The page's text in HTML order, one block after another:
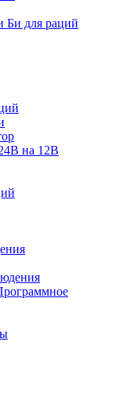
Би для раций
на 12В